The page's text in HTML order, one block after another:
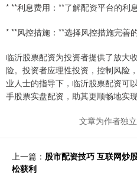
* **利息费用：**了解配资平台的利
* **风控措施：**选择风控措施完善
临沂股票配资为投资者提供了放大
险。投资者应理性投资，控制风险
业人士的指导下，临沂股票配资可
手股票实盘配资，助其更顺畅地实现
文章为作者独
上一篇： 股市配资技巧 互联网炒
松获利